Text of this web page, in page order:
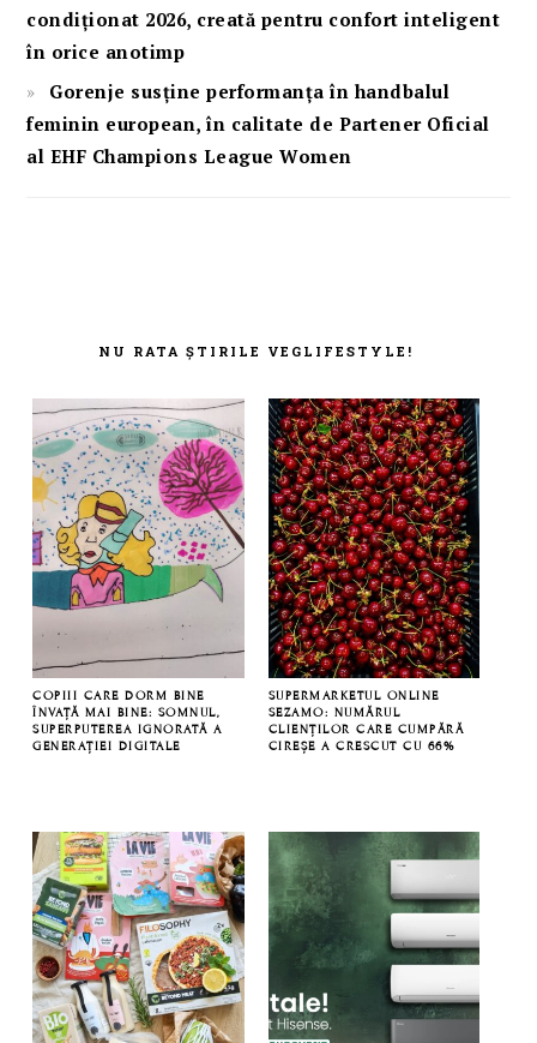
condiționat 2026, creată pentru confort inteligent
în orice anotimp
Gorenje susține performanța în handbalul
feminin european, în calitate de Partener Oficial
al EHF Champions League Women
NU RATA ȘTIRILE VEGLIFESTYLE!
COPIII CARE DORM BINE
ÎNVAȚĂ MAI BINE: SOMNUL,
SUPERPUTEREA IGNORATĂ A
GENERAȚIEI DIGITALE
SUPERMARKETUL ONLINE
SEZAMO: NUMĂRUL
CLIENȚILOR CARE CUMPĂRĂ
CIREȘE A CRESCUT CU 66%